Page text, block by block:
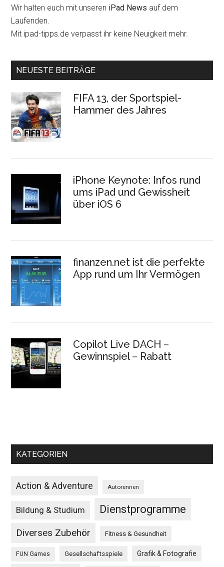
Wir halten euch mit unseren iPad News auf dem
Laufenden.
Mit ipad-tipps.de verpasst ihr keine Neuigkeit mehr.
NEUESTE BEITRÄGE
FIFA 13, der Sportspiel-
Hammer des Jahres
iPhone Keynote: Infos rund
ums iPad und Gewissheit
über iOS 6
finanzen.net ist die perfekte
App rund um Ihr Vermögen
Copilot Live DACH –
Gewinnspiel – Rabatt
KATEGORIEN
Action & Adventure Autorennen
Bildung & Studium Dienstprogramme
Diverses Zubehör Fitness & Gesundheit
FUN Games Gesellschaftsspiele Grafik & Fotografie